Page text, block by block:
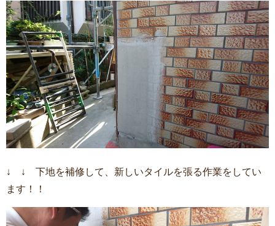
↓ ↓ 下地を補修して、新しいタイルを張る作業をしてい
ます！！